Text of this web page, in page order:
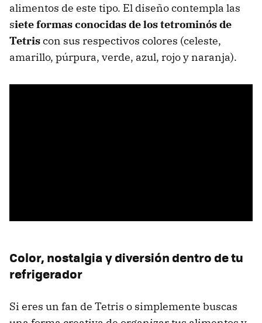
alimentos de este tipo. El diseño contempla las
siete formas conocidas de los tetrominós de
Tetriscon sus respectivos colores (celeste,
amarillo, púrpura, verde, azul, rojo y naranja).
Color, nostalgia y diversión dentro de tu
refrigerador
Si eres un fan de Tetris o simplemente buscas